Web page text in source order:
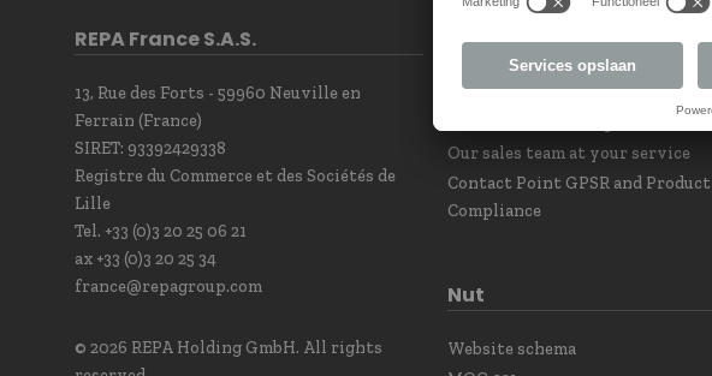
REPA France S.A.S.
13, Rue des Forts - 59960 Neuville en
Ferrain (France)
SIRET: 93392429338
Registre du Commerce et des Sociétés de
Lille
Tel. +33 (0)3 20 25 06 21
ax +33 (0)3 20 25 34
france@repagroup.com
© 2026 REPA Holding GmbH. All rights
Contact
Contact Form
Our sales team at your service
Contact Point GPSR and Product
Compliance
Nut
Website schema